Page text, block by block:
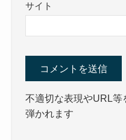
サイト
不適切な表現やURL
弾かれます